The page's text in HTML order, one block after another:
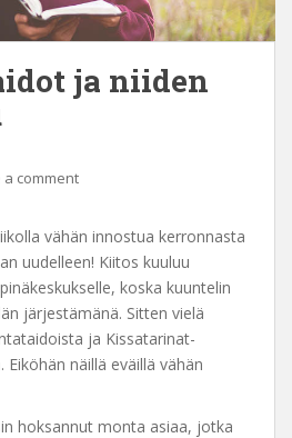
ja niiden
a comment
vähän innostua kerronnasta
uudelleen! Kiitos kuuluu
koska kuuntelin
järjestämänä. Sitten vielä
ja Kissatarinat-
näillä eväillä vähän
hoksannut monta asiaa, jotka